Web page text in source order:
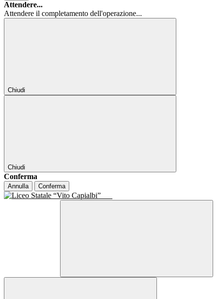
Attendere...
Attendere il completamento dell'operazione...
Chiudi
Chiudi
Conferma
Annulla Conferma